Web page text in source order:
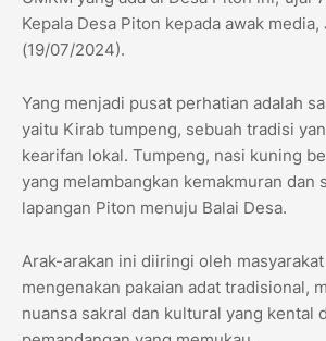
Kepala Desa Piton kepada awak media,
(19/07/2024).
Yang menjadi pusat perhatian adalah
yaitu Kirab tumpeng, sebuah tradisi
kearifan lokal. Tumpeng, nasi kuning
yang melambangkan kemakmuran dan
lapangan Piton menuju Balai Desa.
Arak-arakan ini diiringi oleh
mengenakan pakaian adat tradisional,
nuansa sakral dan kultural yang kental